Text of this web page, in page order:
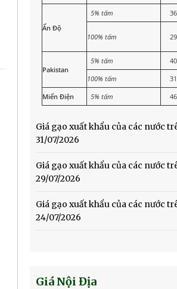
Ấn Độ
5% tấm
100% tấm
Pakistan
5% tấm
100% tấm
Miến Điện
5% tấm
Giá gạo xuất khẩu của các nước
31/07/2026
Giá gạo xuất khẩu của các nước
29/07/2026
Giá gạo xuất khẩu của các nước
24/07/2026
Giá Nội Địa